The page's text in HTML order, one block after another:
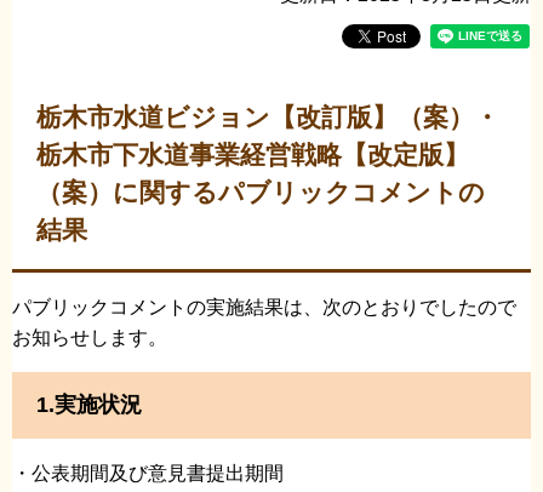
栃木市水道ビジョン【改訂版】（案）・
栃木市下水道事業経営戦略【改定版】
（案）に関するパブリックコメントの
結果
パブリックコメントの実施結果は、次のとおりでしたので
お知らせします。
1.実施状況
・公表期間及び意見書提出期間